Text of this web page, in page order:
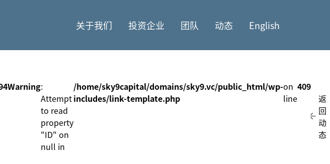
关于我们 投资企业 团队 动态 English
Warning:
Attempt
to read
property
"ID" on
null in
/home/sky9capital/domains/sky9.vc/public_html/wp-
includes/link-template.php
on
line
409
返
回
动
态